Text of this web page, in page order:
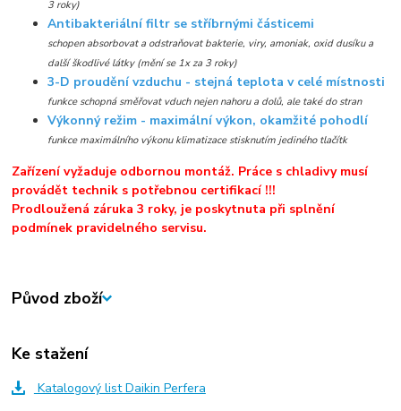
3 roky)
Antibakteriální filtr se stříbrnými částicemi
schopen absorbovat a odstraňovat bakterie, viry, amoniak, oxid dusíku a
další škodlivé látky (mění se 1x za 3 roky)
3-D proudění vzduchu - stejná teplota v celé místnosti
funkce schopná směřovat vduch nejen nahoru a dolů, ale také do stran
Výkonný režim - maximální výkon, okamžité pohodlí
funkce maximálního výkonu klimatizace stisknutím jediného tlačítk
Zařízení vyžaduje odbornou montáž. Práce s chladivy musí
provádět technik s potřebnou certifikací !!!
Prodloužená záruka 3 roky, je poskytnuta při splnění
podmínek pravidelného servisu.
Původ zboží
Ke stažení
Katalogový list Daikin Perfera